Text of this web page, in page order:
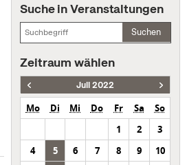
Suche in Veranstaltungen
Suchen
Zeitraum wählen
Juli 2022
Mo Di Mi Do Fr Sa
So
1
2
3
4
5 6 7 8 9
10